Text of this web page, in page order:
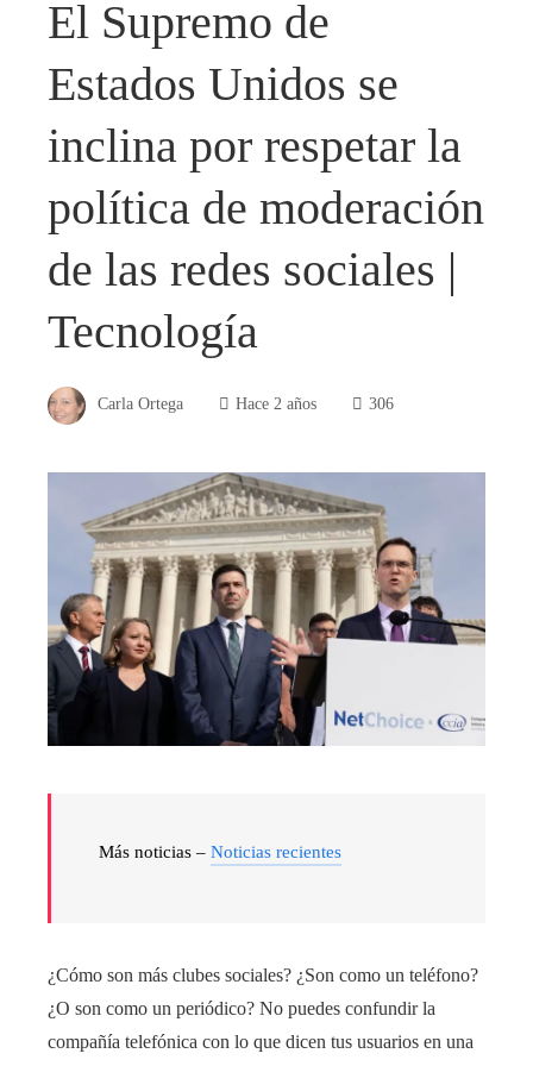
El Supremo de
Estados Unidos se
inclina por respetar la
política de moderación
de las redes sociales |
Tecnología
Carla Ortega Hace 2 años 306
Más noticias – Noticias recientes
¿Cómo son más clubes sociales? ¿Son como un teléfono?
¿O son como un periódico? No puedes confundir la
compañía telefónica con lo que dicen tus usuarios en una